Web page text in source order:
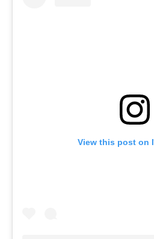
View this post on